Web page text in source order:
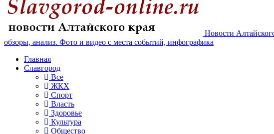
Новости
обзоры, анализ. Фото и видео с места событий, инфографика
Главная
Славгород
Все
ЖКХ
Спорт
Власть
Здоровье
Культура
Общество